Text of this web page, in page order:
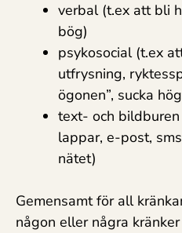
verbal (t.ex att bli
bög)
psykosocial (t.ex
utfrysning,
ögonen”, sucka
text- och
lappar, e-post,
nätet)
Gemensamt för all
någon eller några